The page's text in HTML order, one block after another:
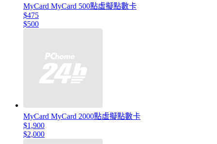
MyCard MyCard 500點虛擬點數卡
$475
$500
MyCard MyCard 2000點虛擬點數卡
$1,900
$2,000